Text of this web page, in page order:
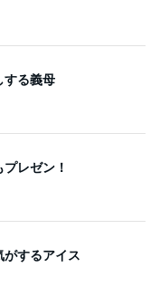
する義母
レゼン！
がするアイス